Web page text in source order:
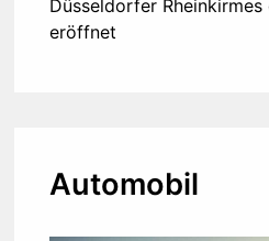
Düsseldorfer
eröffnet
Automobil